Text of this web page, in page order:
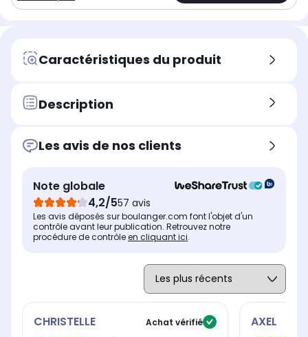
Caractéristiques du produit
Description
Les avis de nos clients
Note globale
4,2/557 avis
Les avis déposés sur boulanger.com font l'objet d'un
contrôle avant leur publication. Retrouvez notre
procédure de contrôleen cliquant ici.
CHRISTELLE Achat vérifié AXEL